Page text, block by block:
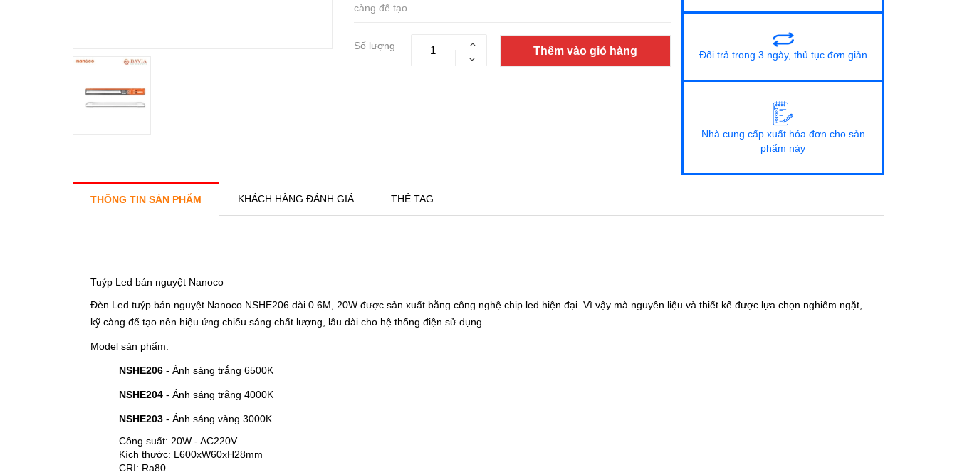
càng để tạo...
Số lượng Thêm vào giỏ hàng Đổi trả trong 3 ngày, thủ tục đơn giản
Nhà cung cấp xuất hóa đơn cho sản
phẩm này
THÔNG TIN SẢN PHẨM KHÁCH HÀNG ĐÁNH GIÁ THẺ TAG
Tuýp Led bán nguyệt Nanoco
Đèn Led tuýp bán nguyệt Nanoco NSHE206 dài 0.6M, 20W được sản xuất bằng công nghệ chip led hiện đại. Vì vậy mà nguyên liệu và thiết kế được lựa chọn nghiêm ngặt,
kỹ càng để tạo nên hiệu ứng chiếu sáng chất lượng, lâu dài cho hệ thống điện sử dụng.
Model sản phẩm:
NSHE206 - Ánh sáng trắng 6500K
NSHE204 - Ánh sáng trắng 4000K
NSHE203 - Ánh sáng vàng 3000K
Công suất: 20W - AC220V
Kích thước: L600xW60xH28mm
CRI: Ra80